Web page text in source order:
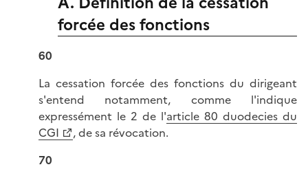
forcée des fonctions
60
La cessation forcée des fonctions du dirigeant
s'entend notamment, comme l'indique
expressément le 2 de l'article 80 duodecies du
CGI
, de sa révocation.
70